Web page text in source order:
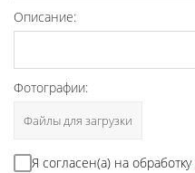
Описание:
Фотографии:
Файлы для загрузки
Я согласен(а) на обработку